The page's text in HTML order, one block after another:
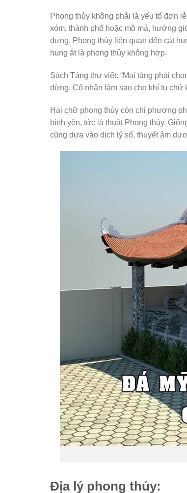
Phong thủy không phải là yếu tố đơn
xóm, thành phố hoặc mồ mả, hướng
dựng. Phong thủy liên quan đến cát
hung ắt là phong thủy không hợp.
Sách Táng thư viết: “Mai táng phải
dừng. Cổ nhân làm sao cho khí tụ chứ
Hai chữ phong thủy còn chỉ phương
bình yên, tức là thuật Phong thủy.
cũng dựa vào dịch lý số, thuyết âm
Địa lý phong thủy: